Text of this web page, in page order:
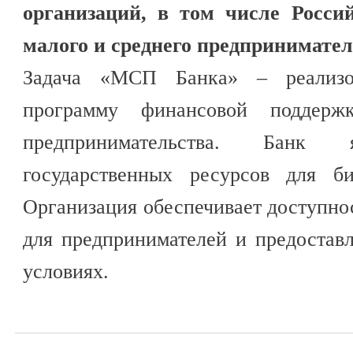
организаций, в том числе
малого и среднего
Задача «МСП Банка» –
программу финансовой
предпринимательства. Банк
государственных ресурсов для
Организация обеспечивает
для предпринимателей и
условиях.